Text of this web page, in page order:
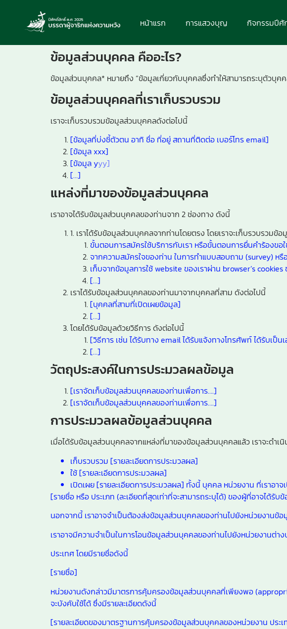
หน้าแรก การแสวงบุญ กิจกรรมปีศั
ข้อมูลส่วนบุคคล คืออะไร?
ข้อมูลส่วนบุคคล* หมายถึง “ข้อมูลเกี่ยวกับบุคคลซึ่งทำให้สามารถระบุตัวบุค
ข้อมูลส่วนบุคคลที่เราเก็บรวบรวม
เราจะเก็บรวบรวมข้อมูลส่วนบุคคลดังต่อไปนี้
[ข้อมูลที่บ่งชี้ตัวตน อาทิ ชื่อ ที่อยู่ สถานที่ติดต่อ เบอร์โทร email]
[ข้อมูล xxx]
[ข้อมูล yyy]
[…]
แหล่งที่มาของข้อมูลส่วนบุคคล
เราอาจได้รับข้อมูลส่วนบุคคลของท่านจาก 2 ช่องทาง ดังนี้
1. เราได้รับข้อมูลส่วนบุคคลจากท่านโดยตรง โดยเราจะเก็บรวบรวม
ขั้นตอนการสมัครใช้บริการกับเรา หรือขั้นตอนการยื่นคำร้องขอ
จากความสมัครใจของท่าน ในการทำแบบสอบถาม (survey) หรื
เก็บจากข้อมูลการใช้ website ของเราผ่าน browser’s cookies
[…]
เราได้รับข้อมูลส่วนบุคคลของท่านมาจากบุคคลที่สาม ดังต่อไปนี้
[บุคคลที่สามที่เปิดเผยข้อมูล]
[…]
โดยได้รับข้อมูลด้วยวิธีการ ดังต่อไปนี้
[วิธีการ เช่น ได้รับทาง email ได้รับแจ้งทางโทรศัพท์ ได้รับเป็น
[…]
วัตถุประสงค์ในการประมวลผลข้อมูล
[เราจัดเก็บข้อมูลส่วนบุคคลของท่านเพื่อการ….]
[เราจัดเก็บข้อมูลส่วนบุคคลของท่านเพื่อการ….]
การประมวลผลข้อมูลส่วนบุคคล
เมื่อได้รับข้อมูลส่วนบุคคลจากแหล่งที่มาของข้อมูลส่วนบุคคลแล้ว เราจะดำ
เก็บรวบรวม [รายละเอียดการประมวลผล]
ใช้ [รายละเอียดการประมวลผล]
เปิดเผย [รายละเอียดการประมวลผล] ทั้งนี้ บุคคล หน่วยงาน ที่เราอ
[รายชื่อ หรือ ประเภท (ละเอียดที่สุดเท่าที่จะสามารถระบุได้) ของผู้ที่อาจได้รั
นอกจากนี้ เราอาจจำเป็นต้องส่งข้อมูลส่วนบุคคลของท่านไปยังหน่วยงานข้
เราอาจมีความจำเป็นในการโอนข้อมูลส่วนบุคคลของท่านไปยังหน่วยงานต่าง
ประเทศ โดยมีรายชื่อดังนี้
[รายชื่อ]
หน่วยงานดังกล่าวมีมาตรการคุ้มครองข้อมูลส่วนบุคคลที่เพียงพอ
จะบังคับใช้ได้ ซึ่งมีรายละเอียดดังนี้
[รายละเอียดของมาตรฐานการคุ้มครองข้อมูลส่วนบุคคลของหน่วยงาน ปร